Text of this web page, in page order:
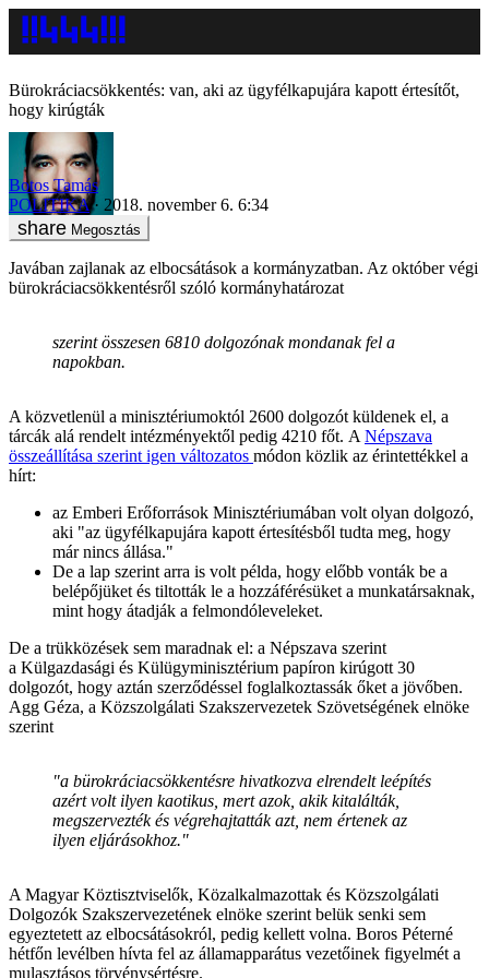
Bürokráciacsökkentés: van, aki az ügyfélkapujára kapott értesítőt,
hogy kirúgták
Botos Tamás
POLITIKA
2018. november 6. 6:34
Megosztás
Javában zajlanak az elbocsátások a kormányzatban. Az október végi
bürokráciacsökkentésről szóló kormányhatározat
szerint összesen 6810 dolgozónak mondanak fel a
napokban.
A közvetlenül a minisztériumoktól 2600 dolgozót küldenek el, a
tárcák alá rendelt intézményektől pedig 4210 főt. A Népszava
összeállítása szerint igen változatos módon közlik az érintettékkel a
hírt:
az Emberi Erőforrások Minisztériumában volt olyan dolgozó,
aki "az ügyfélkapujára kapott értesítésből tudta meg, hogy
már nincs állása."
De a lap szerint arra is volt példa, hogy előbb vonták be a
belépőjüket és tiltották le a hozzáférésüket a munkatársaknak,
mint hogy átadják a felmondóleveleket.
De a trükközések sem maradnak el: a Népszava szerint
a Külgazdasági és Külügyminisztérium papíron kirúgott 30
dolgozót, hogy aztán szerződéssel foglalkoztassák őket a jövőben.
Agg Géza, a Közszolgálati Szakszervezetek Szövetségének elnöke
szerint
"a bürokráciacsökkentésre hivatkozva elrendelt leépítés
azért volt ilyen kaotikus, mert azok, akik kitalálták,
megszervezték és végrehajtatták azt, nem értenek az
ilyen eljárásokhoz."
A Magyar Köztisztviselők, Közalkalmazottak és Közszolgálati
Dolgozók Szakszervezetének elnöke szerint belük senki sem
egyeztetett az elbocsátásokról, pedig kellett volna. Boros Péterné
hétfőn levélben hívta fel az államapparátus vezetőinek figyelmét a
mulasztásos törvénysértésre.